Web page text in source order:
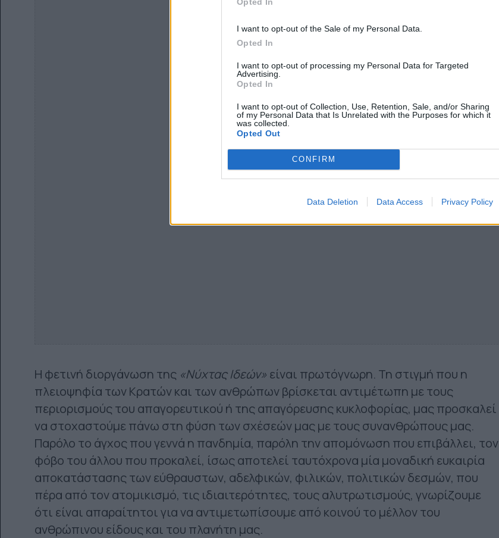
I want to opt-out of the Sale of my Personal Data.
Opted In
I want to opt-out of processing my Personal Data for Targeted
Advertising.
Opted In
I want to opt-out of Collection, Use, Retention, Sale, and/or Sharing
of my Personal Data that Is Unrelated with the Purposes for which it
was collected.
Opted Out
CONFIRM
Data Deletion Data Access Privacy Policy
Η φετινή διοργάνωση της «Νύχτας Ιδεών» είναι πρωτόγνωρη. Τη στιγμή που η
πλειοψηφία των Κρατών και των ανθρώπων βρίσκεται αντιμέτωπη με τους
περιορισμούς του απαγορευτικού ή της απαγόρευσης κυκλοφορίας, μας προσκαλεί
να στοχαστούμε πάνω στη φύση των σχέσεών μας με τους συνανθρώπους μας.
Παρόλο το άγχος που γεννά η πανδημία, παρόλη την απομόνωση που επιβάλλει, τον
φόβο του άλλου που προκαλεί, ίσως αποτελεί ταυτόχρονα μία μοναδική ευκαιρία
αποκατάστασης των εύθραυστων, αδελφικών, φιλικών, πολιτικών δεσμών, που
πέρα από τον ατομικισμό, τις ιδιαιτερότητες, τους αλυτρωτισμούς, γνωρίζουμε
ότι είναι απαραίτητοι για να αντιμετωπίσουμε από κοινού το μέλλον του
ανθρώπινου είδους και του πλανήτη μας.